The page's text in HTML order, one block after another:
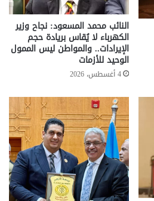
النائب محمد المسعود: نجاح وزير
الكهرباء لا يُقاس بريادة حجم
الإيرادات.. والمواطن ليس الممول
الوحيد للأزمات
4 أغسطس، 2026